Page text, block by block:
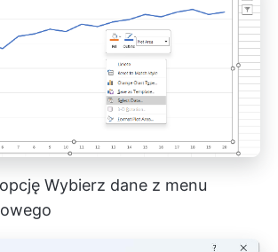
Wybierz dane z menu